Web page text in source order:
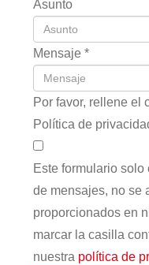
Asunto
Mensaje *
Por favor, rellene el
Política de
Este formulario
de mensajes, no se
proporcionados en
marcar la casilla
nuestra política de